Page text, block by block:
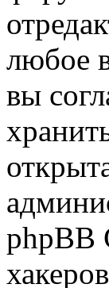
любое
вы
phpBB